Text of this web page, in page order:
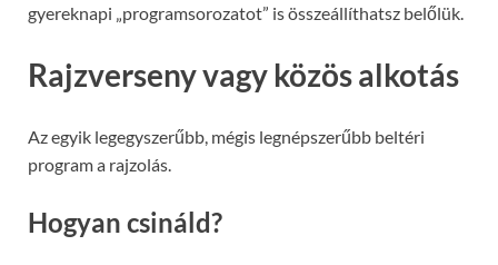
gyereknapi „programsorozatot” is összeállíthatsz belőlük.
Rajzverseny vagy közös alkotás
Az egyik legegyszerűbb, mégis legnépszerűbb beltéri
program a rajzolás.
Hogyan csináld?